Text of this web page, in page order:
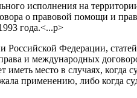
исполнения на
о правовой помощи и
года.<...p>
Федерации,
и международных
место в случаях, когда
применению, либо когда